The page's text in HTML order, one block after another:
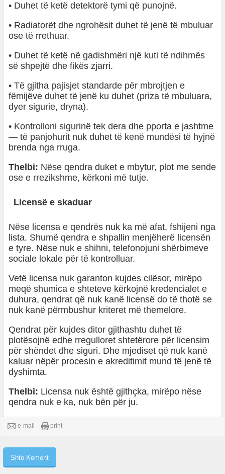
• Duhet të ketë detektorë tymi që punojnë.
• Radiatorët dhe ngrohësit duhet të jenë të mbuluar
ose të rrethuar.
• Duhet të ketë në gadishmëri një kuti të ndihmës
së shpejtë dhe fikës zjarri.
• Të gjitha pajisjet standarde për mbrojtjen e
fëmijëve duhet të jenë ku duhet (priza të mbuluara,
dyer sigurie, dryna).
• Kontrolloni sigurinë tek dera dhe pporta e jashtme
— të panjohurit nuk duhet të kenë mundësi të hyjnë
brenda nga rruga.
Thelbi: Nëse qendra duket e mbytur, plot me sende
ose e rrezikshme, kërkoni më tutje.
Licensë e skaduar
Nëse licensa e qendrës nuk ka më afat, fshijeni nga
lista. Shumë qendra e shpallin menjëherë licensën
e tyre. Nëse nuk e shihni, telefonojuni shërbimeve
sociale lokale për të kontrolluar.
Vetë licensa nuk garanton kujdes cilësor, mirëpo
meqë shumica e shteteve kërkojnë kredencialet e
duhura, qendrat që nuk kanë licensë do të thotë se
nuk kanë përmbushur kriteret më themelore.
Qendrat për kujdes ditor gjithashtu duhet të
plotësojnë edhe rregulloret shtetërore për licensim
për shëndet dhe siguri. Dhe mjediset që nuk kanë
kaluar nëpër procesin e akreditimit mund të jenë të
dyshimta.
Thelbi: Licensa nuk është gjithçka, mirëpo nëse
qendra nuk e ka, nuk bën për ju.
e-mail print